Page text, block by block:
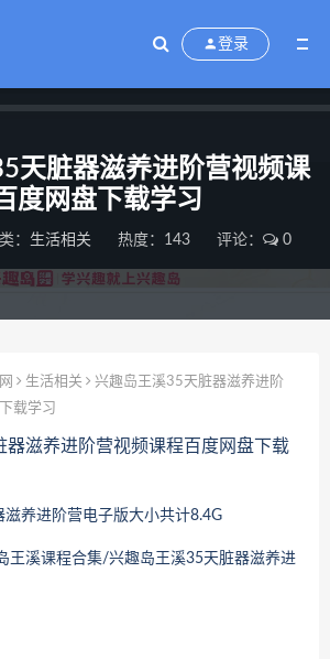
登录
天脏器滋养进阶营视频课
度网盘下载学习
： 生活相关 热度：143 评论： 0
生活相关
兴趣岛王溪35天脏器滋养进阶
载学习
器滋养进阶营视频课程百度网盘下载
滋养进阶营电子版大小共计8.4G
王溪课程合集/兴趣岛王溪35天脏器滋养进